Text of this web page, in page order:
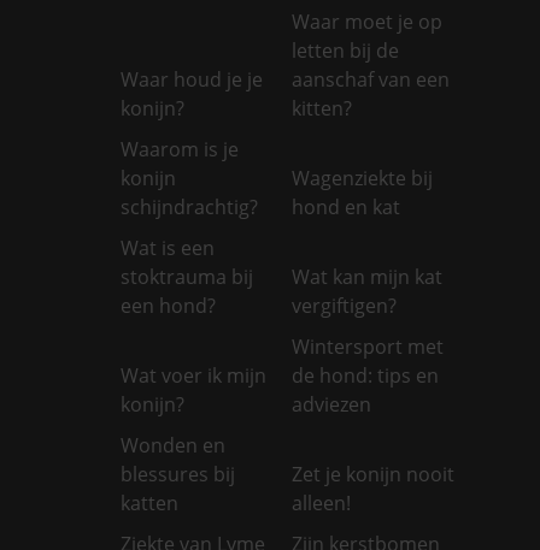
Waar houd je je
konijn?
Waar moet je op
letten bij de
aanschaf van een
kitten?
Waarom is je
konijn
schijndrachtig?
Wagenziekte bij
hond en kat
Wat is een
stoktrauma bij
een hond?
Wat kan mijn kat
vergiftigen?
Wat voer ik mijn
konijn?
Wintersport met
de hond: tips en
adviezen
Wonden en
blessures bij
katten
Zet je konijn nooit
alleen!
Ziekte van Lyme
Zijn kerstbomen